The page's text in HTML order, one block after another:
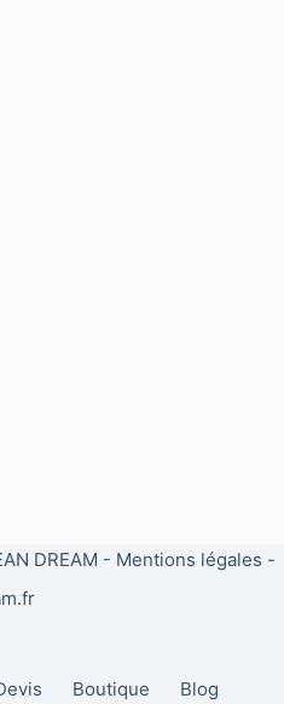
DREAM - Mentions légales -
Boutique Blog